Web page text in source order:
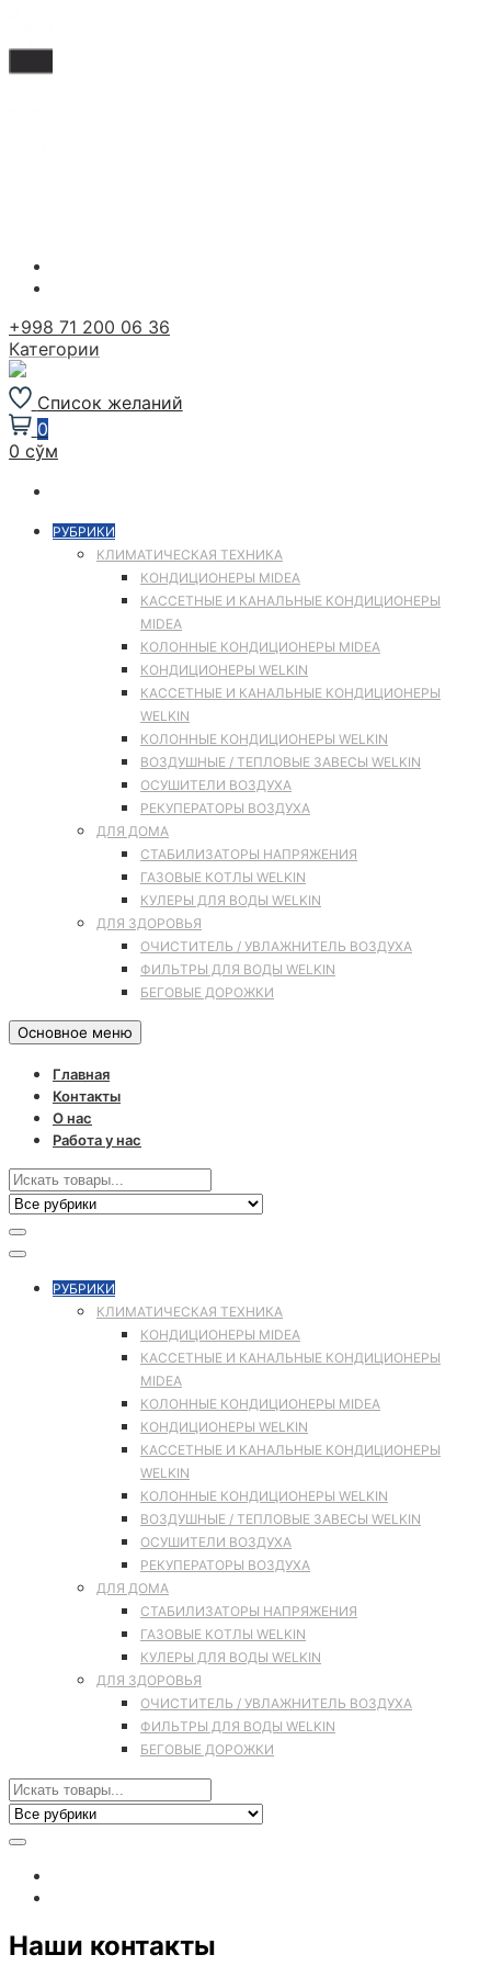
Перейти
+998 71 200 06 36
Категории
Список желаний
0
0 сўм
РУБРИКИ
КЛИМАТИЧЕСКАЯ ТЕХНИКА
КОНДИЦИОНЕРЫ MIDEA
КАССЕТНЫЕ И КАНАЛЬНЫЕ КОНДИЦИОНЕРЫ
MIDEA
КОЛОННЫЕ КОНДИЦИОНЕРЫ MIDEA
КОНДИЦИОНЕРЫ WELKIN
КАССЕТНЫЕ И КАНАЛЬНЫЕ КОНДИЦИОНЕРЫ
WELKIN
КОЛОННЫЕ КОНДИЦИОНЕРЫ WELKIN
ВОЗДУШНЫЕ / ТЕПЛОВЫЕ ЗАВЕСЫ WELKIN
ОСУШИТЕЛИ ВОЗДУХА
РЕКУПЕРАТОРЫ ВОЗДУХА
ДЛЯ ДОМА
СТАБИЛИЗАТОРЫ НАПРЯЖЕНИЯ
ГАЗОВЫЕ КОТЛЫ WELKIN
КУЛЕРЫ ДЛЯ ВОДЫ WELKIN
ДЛЯ ЗДОРОВЬЯ
ОЧИСТИТЕЛЬ / УВЛАЖНИТЕЛЬ ВОЗДУХА
ФИЛЬТРЫ ДЛЯ ВОДЫ WELKIN
БЕГОВЫЕ ДОРОЖКИ
Основное меню
Главная
Контакты
О нас
Работа у нас
РУБРИКИ
КЛИМАТИЧЕСКАЯ ТЕХНИКА
КОНДИЦИОНЕРЫ MIDEA
КАССЕТНЫЕ И КАНАЛЬНЫЕ КОНДИЦИОНЕРЫ
MIDEA
КОЛОННЫЕ КОНДИЦИОНЕРЫ MIDEA
КОНДИЦИОНЕРЫ WELKIN
КАССЕТНЫЕ И КАНАЛЬНЫЕ КОНДИЦИОНЕРЫ
WELKIN
КОЛОННЫЕ КОНДИЦИОНЕРЫ WELKIN
ВОЗДУШНЫЕ / ТЕПЛОВЫЕ ЗАВЕСЫ WELKIN
ОСУШИТЕЛИ ВОЗДУХА
РЕКУПЕРАТОРЫ ВОЗДУХА
ДЛЯ ДОМА
СТАБИЛИЗАТОРЫ НАПРЯЖЕНИЯ
ГАЗОВЫЕ КОТЛЫ WELKIN
КУЛЕРЫ ДЛЯ ВОДЫ WELKIN
ДЛЯ ЗДОРОВЬЯ
ОЧИСТИТЕЛЬ / УВЛАЖНИТЕЛЬ ВОЗДУХА
ФИЛЬТРЫ ДЛЯ ВОДЫ WELKIN
БЕГОВЫЕ ДОРОЖКИ
Наши контакты